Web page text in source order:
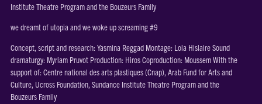
Institute Theatre Program and the Bouzeurs Family
we dreamt of utopia and we woke up screaming #9
Concept, script and research: Yasmina Reggad Montage: Lola Hislaire Sound
dramaturgy: Myriam Pruvot Production: Hiros Coproduction: Moussem With the
support of: Centre national des arts plastiques (Cnap), Arab Fund for Arts and
Culture, Ucross Foundation, Sundance Institute Theatre Program and the
Bouzeurs Family